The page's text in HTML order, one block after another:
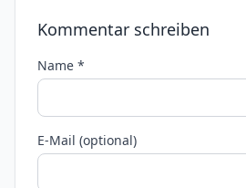
Kommentar schreiben
Name *
E-Mail (optional)